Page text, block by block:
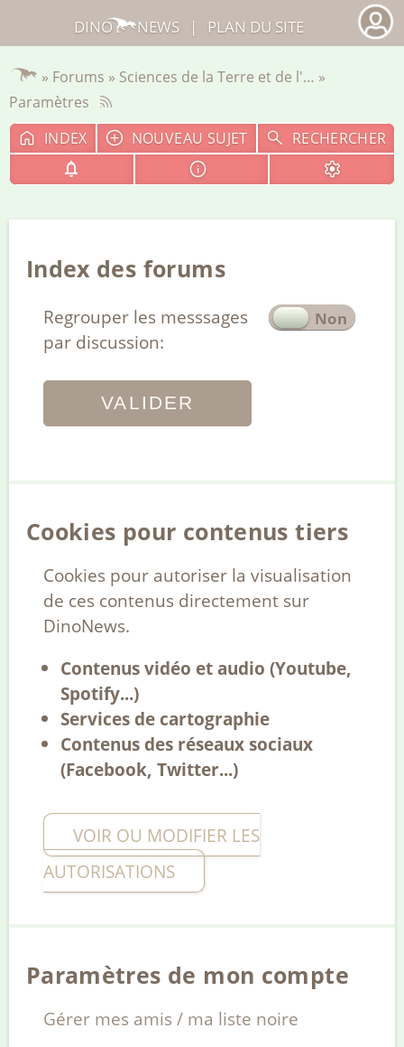
» Forums » Sciences de la Terre et de l'… »
Paramètres
INDEX
NOUVEAU SUJET RECHERCHER
Index des forums
Regrouper les messsages
par discussion:
Cookies pour contenus tiers
Cookies pour autoriser la visualisation
de ces contenus directement sur
DinoNews.
Contenus vidéo et audio (Youtube,
Spotify...)
Services de cartographie
Contenus des réseaux sociaux
(Facebook, Twitter...)
VOIR OU MODIFIER LES
AUTORISATIONS
Paramètres de mon compte
Gérer mes amis / ma liste noire
DINO NEWS | PLAN DU SITE